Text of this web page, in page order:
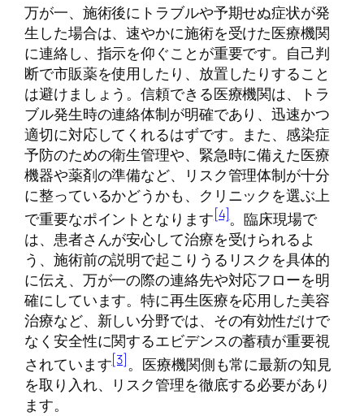
万が一、施術後にトラブルや予期せぬ症状が発
生した場合は、速やかに施術を受けた医療機関
に連絡し、指示を仰ぐことが重要です。自己判
断で市販薬を使用したり、放置したりすること
は避けましょう。信頼できる医療機関は、トラ
ブル発生時の連絡体制が明確であり、迅速かつ
適切に対応してくれるはずです。また、感染症
予防のための衛生管理や、緊急時に備えた医療
機器や薬剤の準備など、リスク管理体制が十分
に整っているかどうかも、クリニックを選ぶ上
で重要なポイントとなります[4]。臨床現場で
は、患者さんが安心して治療を受けられるよ
う、施術前の説明で起こりうるリスクを具体的
に伝え、万が一の際の連絡先や対応フローを明
確にしています。特に再生医療を応用した美容
治療など、新しい分野では、その有効性だけで
なく安全性に関するエビデンスの蓄積が重要視
されています[3]。医療機関側も常に最新の知見
を取り入れ、リスク管理を徹底する必要があり
ます。